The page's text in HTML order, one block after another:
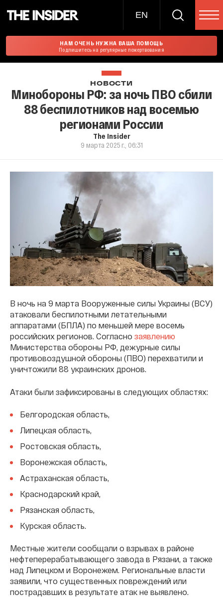
EN
НАМ ОЧЕНЬ НУЖНА ВАША ПОМОЩЬ
Подпишитесь на регулярные пожертвования
НОВОСТИ
Минобороны РФ: за ночь ПВО сбили
88 беспилотников над восемью
регионами России
The Insider
9 марта 2025 г., 06:31
В ночь на 9 марта Вооруженные силы Украины (ВСУ)
атаковали беспилотными летательными
аппаратами (БПЛА) по меньшей мере восемь
российских регионов. Согласно заявлению
Министерства обороны РФ, дежурные силы
противовоздушной обороны (ПВО) перехватили и
уничтожили 88 украинских дронов.
Атаки были зафиксированы в следующих областях:
Белгородская область,
Липецкая область,
Ростовская область,
Воронежская область,
Астраханская область,
Краснодарский край,
Рязанская область,
Курская область.
Местные жители сообщали о взрывах в районе
нефтеперерабатывающего завода в Рязани, а также
над Липецком и Воронежем. Региональные власти
заявили, что существенных повреждений или
пострадавших в результате атак не выявлено.